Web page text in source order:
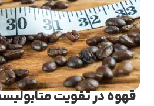
قهوه در تقویت